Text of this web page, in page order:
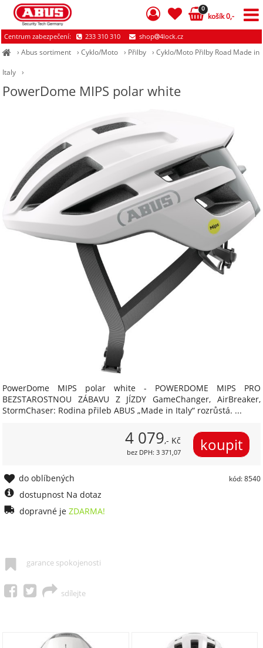
›Abus sortiment ›Cyklo/Moto › Přilby ›Cyklo/Moto Přilby Road Made in
Italy ›
PowerDome MIPS polar white
PowerDome MIPS polar white - POWERDOME MIPS PRO
BEZSTAROSTNOU ZÁBAVU Z JÍZDY GameChanger, AirBreaker,
StormChaser: Rodina přileb ABUS „Made in Italy“ rozrůstá. ...
4 079,- Kč
bez DPH: 3 371,07
kód: 8540
do oblíbených
dostupnost Na dotaz
dopravné jeZDARMA!
garance spokojenosti
sdílejte
0
košík 0,-
Centrum zabezpečení: 233 310 310 shop 4lock.cz